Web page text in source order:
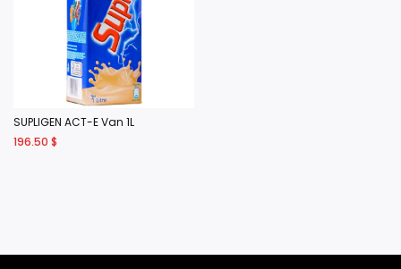
SUPLIGEN ACT-E Van 1L
196.50 $